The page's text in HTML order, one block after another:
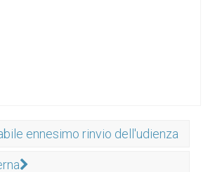
ennesimo rinvio dell'udienza